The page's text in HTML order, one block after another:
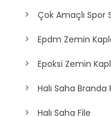
Çok Amaçlı Spor
Epdm Zemin
Epoksi Zemin
Halı Saha Branda
Halı Saha File